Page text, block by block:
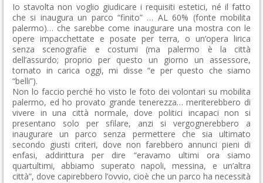
Io stavolta non voglio giudicare i requisiti estetici, né il fatto
che si inaugura un parco “finito” … AL 60% (fonte mobilita
palermo)… che sarebbe come inaugurare una mostra con le
opere impacchettate e posate per terra, o un’opera lirica
senza scenografie e costumi (ma palermo è la città
dell’assurdo; proprio per questo un giorno un assessore,
tornato in carica oggi, mi disse “e per questo che siamo
“belli”).
Non lo faccio perché ho visto le foto dei volontari su mobilita
palermo, ed ho provato grande tenerezza… meriterebbero di
vivere in una città normale, dove politici incapaci non si
presentano solo per sfilare, anzi si vergognerebbero a
inaugurare un parco senza permettere che sia ultimato
secondo giusti criteri, dove non farebbero annunci pieni di
enfasi, addirittura per dire “eravamo ultimi ora siamo
quartultimi, abbiamo superato napoli, messina, e un’altra
città”, dove capirebbero l’ovvio, cioè che un parco ha necessità